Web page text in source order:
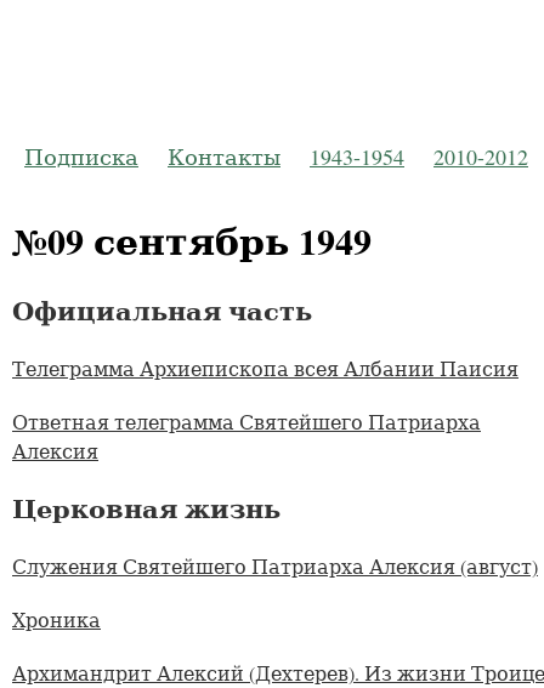
Подписка Контакты 1943-1954 2010-2012
№09 сентябрь 1949
Официальная часть
Телеграмма Архиепископа всея Албании Паисия
Ответная телеграмма Святейшего Патриарха
Алексия
Церковная жизнь
Служения Святейшего Патриарха Алексия (август)
Хроника
Архимандрит Алексий (Дехтерев). Из жизни